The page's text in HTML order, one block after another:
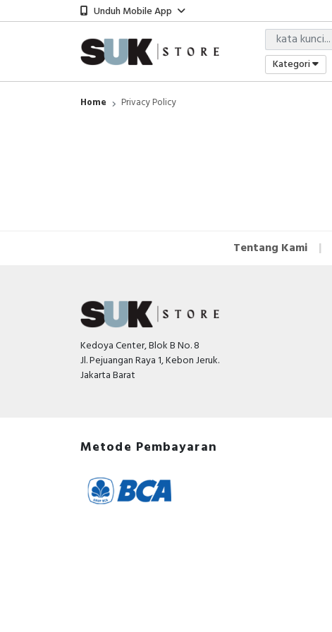
Unduh Mobile App
Kategori
Home Privacy Policy
Tentang Kami
Kedoya Center, Blok B No. 8
Jl. Pejuangan Raya 1, Kebon Jeruk.
Jakarta Barat
Metode Pembayaran